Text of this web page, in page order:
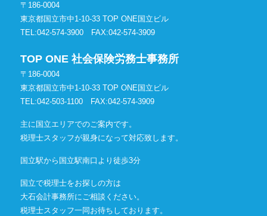
〒186-0004
東京都国立市中1-10-33 TOP ONE国立ビル
TEL:042-574-3900
FAX:042-574-3909
TOP ONE 社会保険労務士事務所
〒186-0004
東京都国立市中1-10-33 TOP ONE国立ビル
TEL:042-503-1100
FAX:042-574-3909
主に国立エリアでのご案内です。
税理士スタッフが親身になって対応致します。
国立駅から国立駅南口より徒歩3分
国立で税理士をお探しの方は
大石会計事務所にご相談ください。
税理士スタッフ一同お待ちしております。